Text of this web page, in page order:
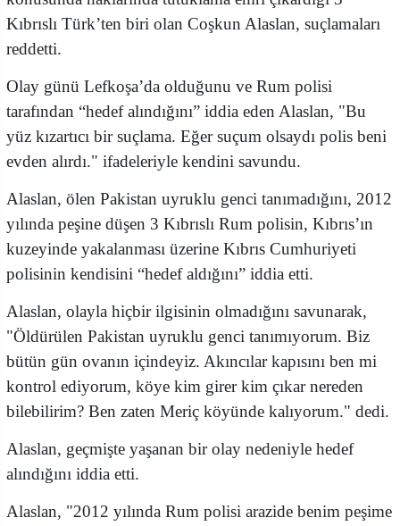
Kıbrıslı Türk’ten biri olan Coşkun Alaslan, suçlamaları
reddetti.
Olay günü Lefkoşa’da olduğunu ve Rum polisi
tarafından “hedef alındığını” iddia eden Alaslan, "Bu
yüz kızartıcı bir suçlama. Eğer suçum olsaydı polis beni
evden alırdı." ifadeleriyle kendini savundu.
Alaslan, ölen Pakistan uyruklu genci tanımadığını, 2012
yılında peşine düşen 3 Kıbrıslı Rum polisin, Kıbrıs’ın
kuzeyinde yakalanması üzerine Kıbrıs Cumhuriyeti
polisinin kendisini “hedef aldığını” iddia etti.
Alaslan, olayla hiçbir ilgisinin olmadığını savunarak,
"Öldürülen Pakistan uyruklu genci tanımıyorum. Biz
bütün gün ovanın içindeyiz. Akıncılar kapısını ben mi
kontrol ediyorum, köye kim girer kim çıkar nereden
bilebilirim? Ben zaten Meriç köyünde kalıyorum." dedi.
Alaslan, geçmişte yaşanan bir olay nedeniyle hedef
alındığını iddia etti.
Alaslan, "2012 yılında Rum polisi arazide benim peşime